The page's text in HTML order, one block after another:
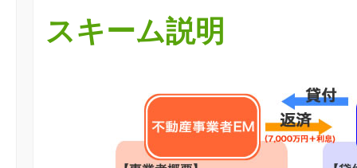
スキーム説明